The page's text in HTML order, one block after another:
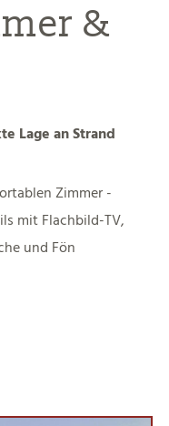
&
Lage an Strand
Zimmer -
mit Flachbild-TV,
und Fön